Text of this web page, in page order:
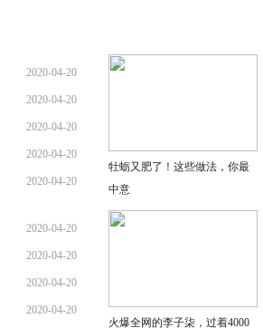
2020-04-20
2020-04-20
2020-04-20
2020-04-20
2020-04-20
2020-04-20
2020-04-20
2020-04-20
2020-04-20
牡蛎又肥了！这些做法，你最
中意
火爆全网的李子柒，过着4000